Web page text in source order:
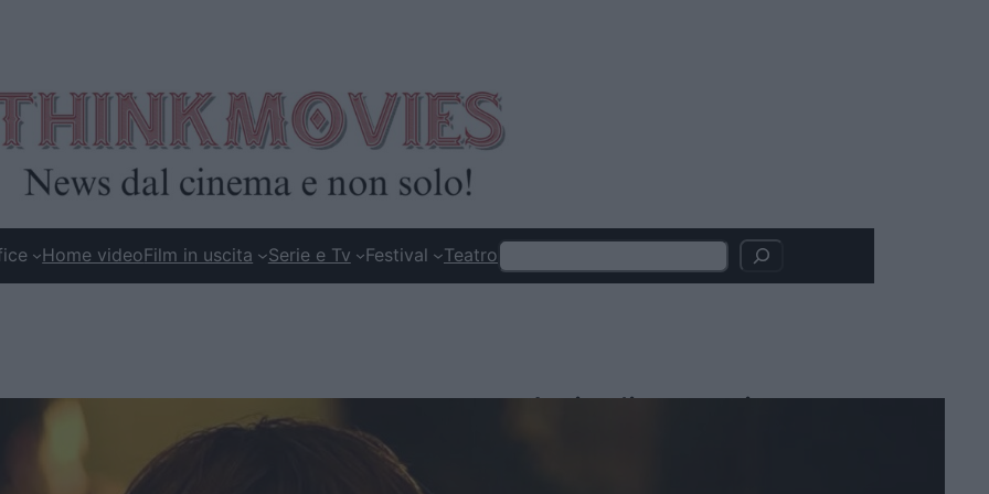
Home videoFilm in uscita Serie e Tv Festival TeatroSearch
Articoli recenti